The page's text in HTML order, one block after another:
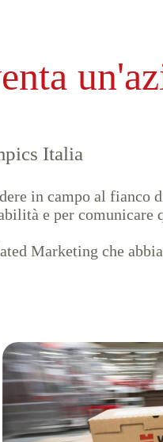
Italia
in campo al
e per comunicare
Marketing che